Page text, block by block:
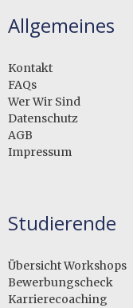
Allgemeines
Kontakt
FAQs
Wer Wir Sind
Datenschutz
AGB
Impressum
Studierende
Übersicht Workshops
Bewerbungscheck
Karrierecoaching